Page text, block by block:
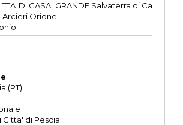
DI CASALGRANDE Salvaterra di Ca
Arcieri Orione
(PT)
di Pescia